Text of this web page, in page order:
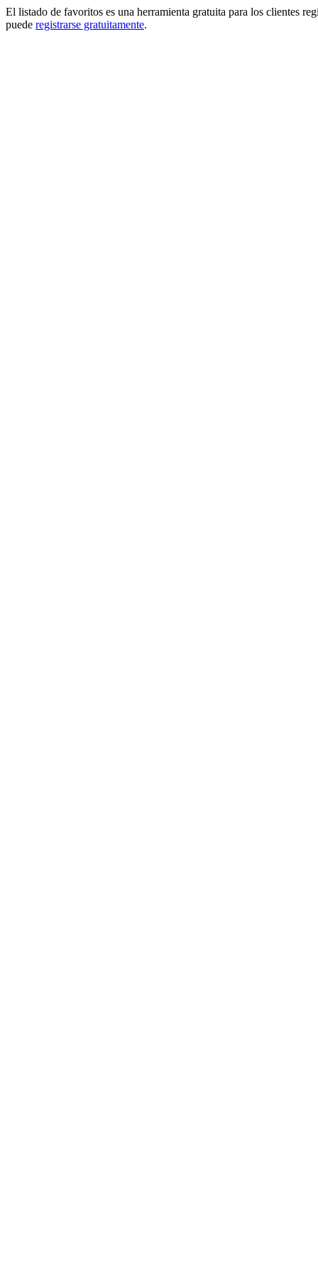
El listado de favoritos es una herramienta gratuita para los clientes
puede registrarse gratuitamente.